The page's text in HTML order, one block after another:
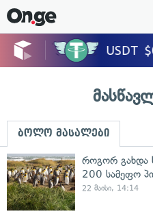
ბოლო მასალები
როგორ გახდა
200 სამეფო
22 მაისი, 14:14